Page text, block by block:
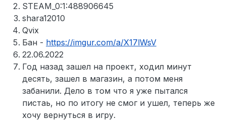
STEAM_0:1:488906645
shara12010
Qvix
Бан - https://imgur.com/a/X17lWsV
22.06.2022
Год назад зашел на проект, ходил минут
десять, зашел в магазин, а потом меня
забанили. Дело в том что я уже пытался
пистаь, но по итогу не смог и ушел, теперь же
хочу вернуться в игру.